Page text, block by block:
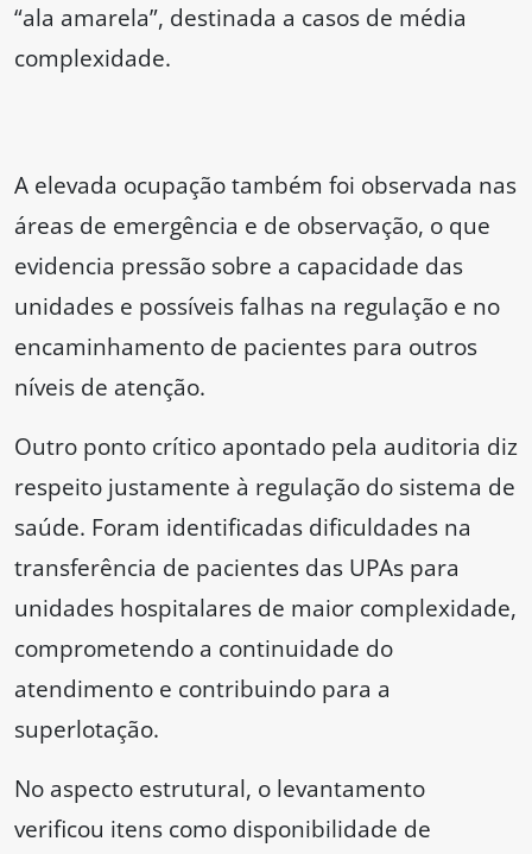
“ala amarela”, destinada a casos de média
complexidade.
A elevada ocupação também foi observada nas
áreas de emergência e de observação, o que
evidencia pressão sobre a capacidade das
unidades e possíveis falhas na regulação e no
encaminhamento de pacientes para outros
níveis de atenção.
Outro ponto crítico apontado pela auditoria diz
respeito justamente à regulação do sistema de
saúde. Foram identificadas dificuldades na
transferência de pacientes das UPAs para
unidades hospitalares de maior complexidade,
comprometendo a continuidade do
atendimento e contribuindo para a
superlotação.
No aspecto estrutural, o levantamento
verificou itens como disponibilidade de